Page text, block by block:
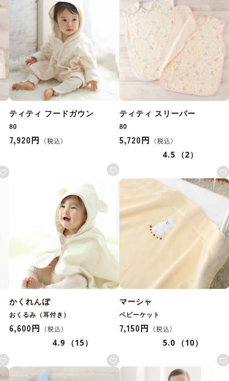
ティティ フードガウン
80
7,920円
ティティ スリーパー
80
5,720円
4.5 （2）
かくれんぼ
おくるみ（耳付き）
6,600円
4.9 （15）
マーシャ
ベビーケット
7,150円
5.0 （10）